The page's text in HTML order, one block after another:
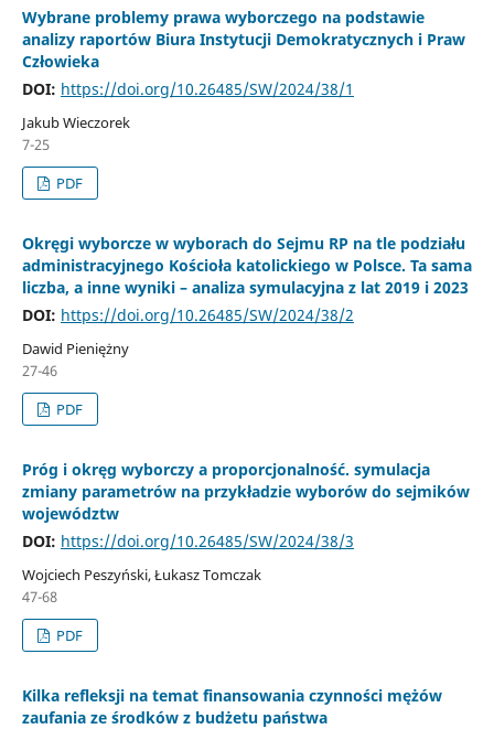
Wybrane problemy prawa wyborczego na podstawie
analizy raportów Biura Instytucji Demokratycznych i Praw
Człowieka
DOI: https://doi.org/10.26485/SW/2024/38/1
Jakub Wieczorek
7-25
PDF
Okręgi wyborcze w wyborach do Sejmu RP na tle podziału
administracyjnego Kościoła katolickiego w Polsce. Ta sama
liczba, a inne wyniki – analiza symulacyjna z lat 2019 i 2023
DOI: https://doi.org/10.26485/SW/2024/38/2
Dawid Pieniężny
27-46
PDF
Próg i okręg wyborczy a proporcjonalność. symulacja
zmiany parametrów na przykładzie wyborów do sejmików
województw
DOI: https://doi.org/10.26485/SW/2024/38/3
Wojciech Peszyński, Łukasz Tomczak
47-68
PDF
Kilka refleksji na temat finansowania czynności mężów
zaufania ze środków z budżetu państwa